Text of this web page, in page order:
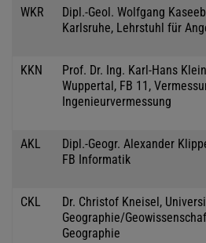
WKR
Dipl.-Geol. Wolfgang
Karlsruhe, Lehrstuhl für
KKN
Prof. Dr. Ing. Karl-Hans
Wuppertal, FB 11,
Ingenieurvermessung
AKL
Dipl.-Geogr. Alexander
FB Informatik
CKL
Dr. Christof Kneisel,
Geographie/
Geographie